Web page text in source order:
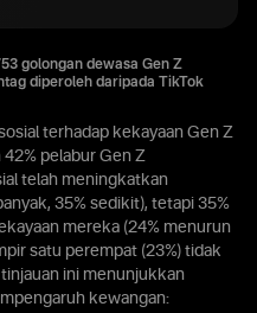
golongan dewasa Gen Z
diperoleh daripada TikTok
terhadap kekayaan Gen Z
pelabur Gen Z
telah meningkatkan
35% sedikit), tetapi 35%
mereka (24% menurun
satu perempat (23%) tidak
ini menunjukkan
kewangan: